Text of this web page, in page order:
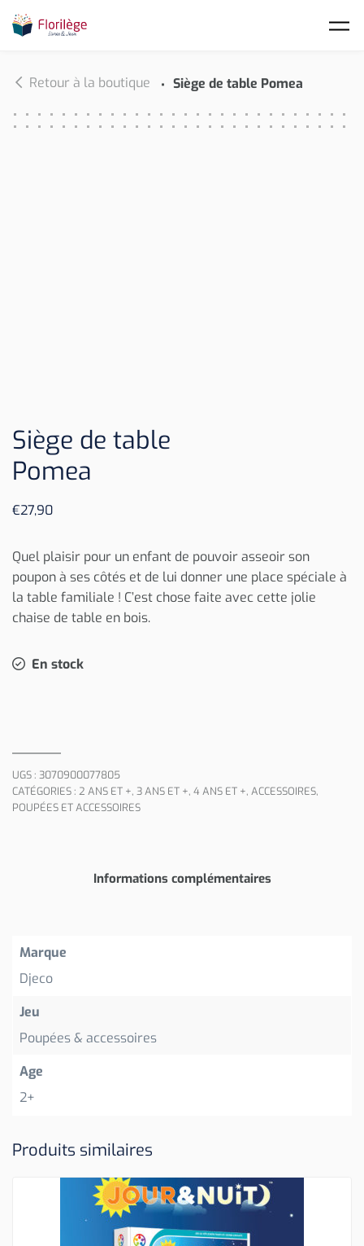
Retour à la boutique Siège de table Pomea
Siège de table
Pomea
€27,90
Quel plaisir pour un enfant de pouvoir asseoir son
poupon à ses côtés et de lui donner une place spéciale à
la table familiale ! C’est chose faite avec cette jolie
chaise de table en bois.
En stock
UGS : 3070900077805
CATÉGORIES : 2 ANS ET +, 3 ANS ET +, 4 ANS ET +, ACCESSOIRES,
POUPÉES ET ACCESSOIRES
Informations complémentaires
Marque
Djeco
Jeu
Poupées & accessoires
Age
2+
Produits similaires